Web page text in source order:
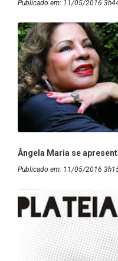
Publicado em: 11/05/2016 3h44
Ângela Maria se
Publicado em: 11/05/2016 3h15